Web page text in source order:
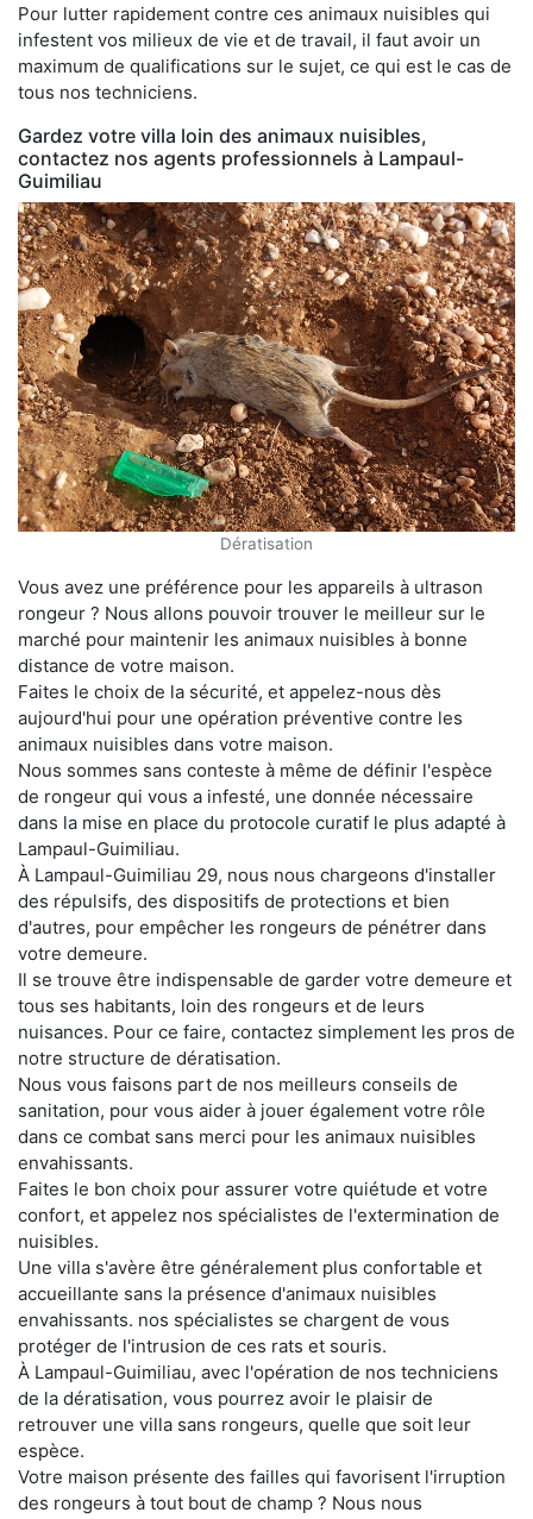
Pour lutter rapidement contre ces animaux nuisibles qui
infestent vos milieux de vie et de travail, il faut avoir un
maximum de qualifications sur le sujet, ce qui est le cas de
tous nos techniciens.
Gardez votre villa loin des animaux nuisibles,
contactez nos agents professionnels à Lampaul-
Guimiliau
Dératisation
Vous avez une préférence pour les appareils à ultrason
rongeur ? Nous allons pouvoir trouver le meilleur sur le
marché pour maintenir les animaux nuisibles à bonne
distance de votre maison.
Faites le choix de la sécurité, et appelez-nous dès
aujourd'hui pour une opération préventive contre les
animaux nuisibles dans votre maison.
Nous sommes sans conteste à même de définir l'espèce
de rongeur qui vous a infesté, une donnée nécessaire
dans la mise en place du protocole curatif le plus adapté à
Lampaul-Guimiliau.
À Lampaul-Guimiliau 29, nous nous chargeons d'installer
des répulsifs, des dispositifs de protections et bien
d'autres, pour empêcher les rongeurs de pénétrer dans
votre demeure.
Il se trouve être indispensable de garder votre demeure et
tous ses habitants, loin des rongeurs et de leurs
nuisances. Pour ce faire, contactez simplement les pros de
notre structure de dératisation.
Nous vous faisons part de nos meilleurs conseils de
sanitation, pour vous aider à jouer également votre rôle
dans ce combat sans merci pour les animaux nuisibles
envahissants.
Faites le bon choix pour assurer votre quiétude et votre
confort, et appelez nos spécialistes de l'extermination de
nuisibles.
Une villa s'avère être généralement plus confortable et
accueillante sans la présence d'animaux nuisibles
envahissants. nos spécialistes se chargent de vous
protéger de l'intrusion de ces rats et souris.
À Lampaul-Guimiliau, avec l'opération de nos techniciens
de la dératisation, vous pourrez avoir le plaisir de
retrouver une villa sans rongeurs, quelle que soit leur
espèce.
Votre maison présente des failles qui favorisent l'irruption
des rongeurs à tout bout de champ ? Nous nous